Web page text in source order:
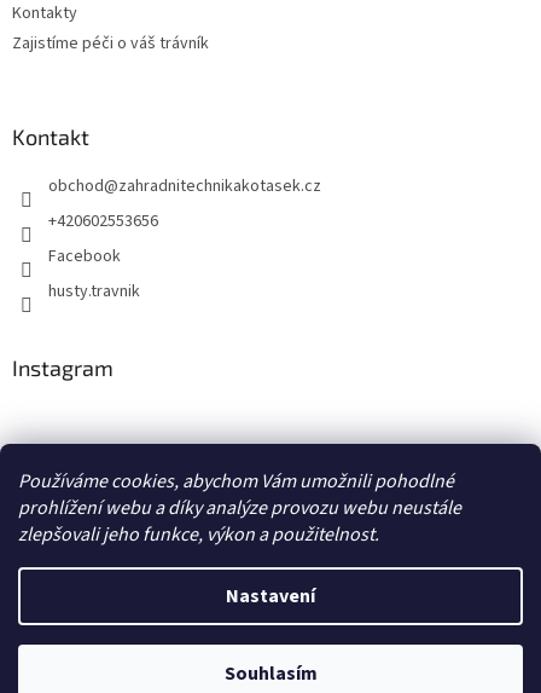
Používáme cookies, abychom Vám umožnili pohodlné
prohlížení webu a díky analýze provozu webu neustále
zlepšovali jeho funkce, výkon a použitelnost.
Nastavení
Souhlasím
Kontakty
Zajistíme péči o váš trávník
Kontakt
obchod@zahradnitechnikakotasek.cz
+420602553656
Facebook
husty.travnik
Instagram
Copyright 2026Zahradní technika Kotásek. Všechna práva
Upravit nastavení cookies